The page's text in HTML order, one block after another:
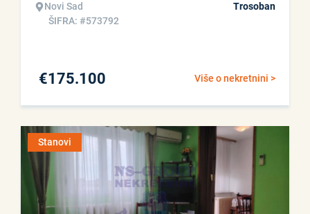
Novi Sad
ŠIFRA: #573792
Trosoban
Više o nekretnini >
€175.100
Stanovi